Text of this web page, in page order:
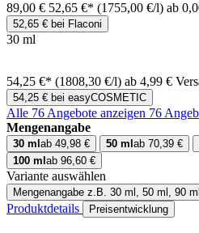
89,00 € 52,65 €* (1755,00 €/l) ab
52,65 € bei Flaconi
30 ml
54,25 €* (1808,30 €/l) ab 4,99 €
54,25 € bei easyCOSMETIC
Alle 76 Angebote anzeigen 76
Mengenangabe
30 ml ab 49,98 € 50 ml ab 70,39 €
100 ml ab 96,60 €
Variante auswählen
Mengenangabe z.B. 30 ml, 50 ml, 90
Produktdetails Preisentwicklung